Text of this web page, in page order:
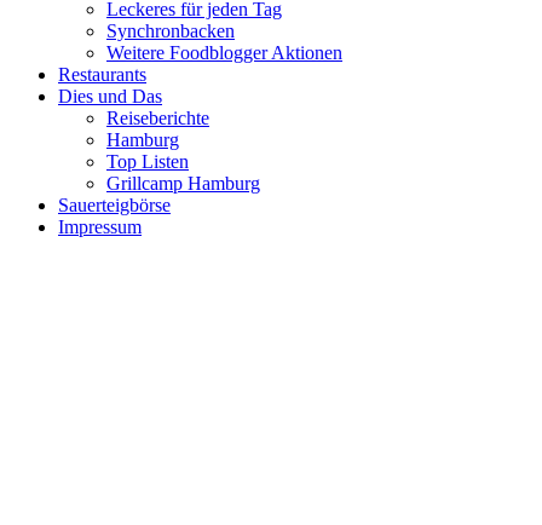
Leckeres für jeden Tag
Synchronbacken
Weitere Foodblogger Aktionen
Restaurants
Dies und Das
Reiseberichte
Hamburg
Top Listen
Grillcamp Hamburg
Sauerteigbörse
Impressum